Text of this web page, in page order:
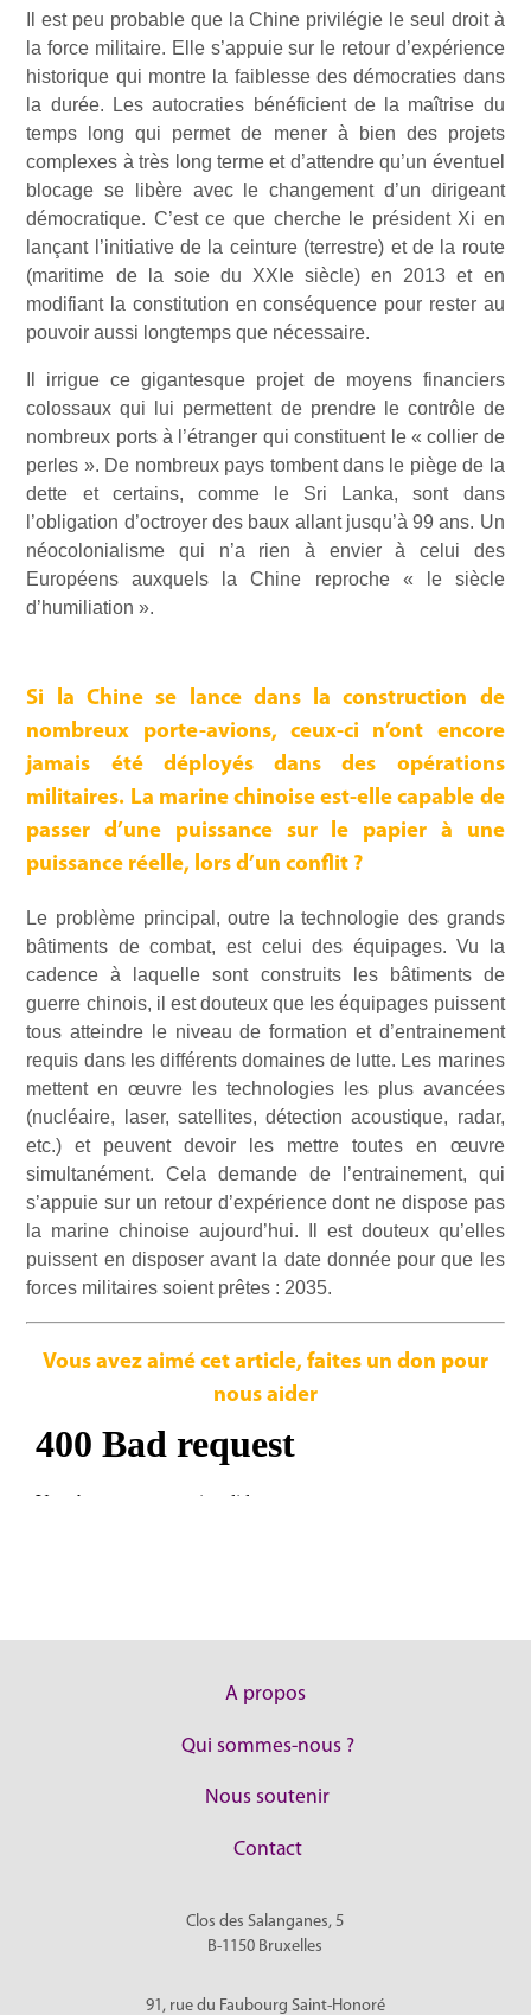
Il est peu probable que la Chine privilégie le seul droit à
la force militaire. Elle s’appuie sur le retour d’expérience
historique qui montre la faiblesse des démocraties dans
la durée. Les autocraties bénéficient de la maîtrise du
temps long qui permet de mener à bien des projets
complexes à très long terme et d’attendre qu’un éventuel
blocage se libère avec le changement d’un dirigeant
démocratique. C’est ce que cherche le président Xi en
lançant l’initiative de la ceinture (terrestre) et de la route
(maritime de la soie du XXIe siècle) en 2013 et en
modifiant la constitution en conséquence pour rester au
pouvoir aussi longtemps que nécessaire.
Il irrigue ce gigantesque projet de moyens financiers
colossaux qui lui permettent de prendre le contrôle de
nombreux ports à l’étranger qui constituent le « collier de
perles ». De nombreux pays tombent dans le piège de la
dette et certains, comme le Sri Lanka, sont dans
l’obligation d’octroyer des baux allant jusqu’à 99 ans. Un
néocolonialisme qui n’a rien à envier à celui des
Européens auxquels la Chine reproche « le siècle
d’humiliation ».
Si la Chine se lance dans la construction de
nombreux porte-avions, ceux-ci n’ont encore
jamais été déployés dans des opérations
militaires. La marine chinoise est-elle capable de
passer d’une puissance sur le papier à une
puissance réelle, lors d’un conflit ?
Le problème principal, outre la technologie des grands
bâtiments de combat, est celui des équipages. Vu la
cadence à laquelle sont construits les bâtiments de
guerre chinois, il est douteux que les équipages puissent
tous atteindre le niveau de formation et d’entrainement
requis dans les différents domaines de lutte. Les marines
mettent en œuvre les technologies les plus avancées
(nucléaire, laser, satellites, détection acoustique, radar,
etc.) et peuvent devoir les mettre toutes en œuvre
simultanément. Cela demande de l’entrainement, qui
s’appuie sur un retour d’expérience dont ne dispose pas
la marine chinoise aujourd’hui. Il est douteux qu’elles
puissent en disposer avant la date donnée pour que les
forces militaires soient prêtes : 2035.
Vous avez aimé cet article, faites un don pour
nous aider
A propos
Qui sommes-nous ?
Nous soutenir
Contact
Clos des Salanganes, 5
B-1150 Bruxelles
91, rue du Faubourg Saint-Honoré